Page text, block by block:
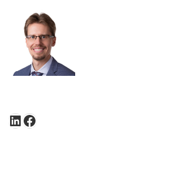
LinkedIn
Facebook